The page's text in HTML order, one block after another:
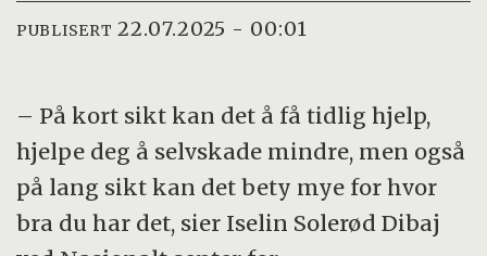
PUBLISERT 22.07.2025 - 00:01
– På kort sikt kan det å få tidlig hjelp,
hjelpe deg å selvskade mindre, men også
på lang sikt kan det bety mye for hvor
bra du har det, sier Iselin Solerød Dibaj